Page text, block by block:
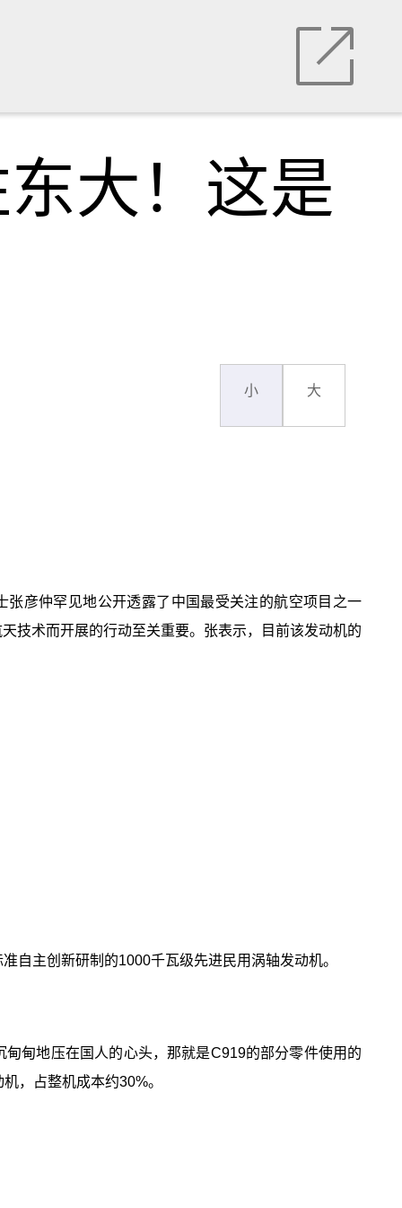
大！这是
小 大
彦仲罕见地公开透露了中国最受关注的航空项目之一
技术而开展的行动至关重要。张表示，目前该发动机的
自主创新研制的1000千瓦级先进民用涡轴发动机。
甸地压在国人的心头，那就是C919的部分零件使用的
，占整机成本约30%。